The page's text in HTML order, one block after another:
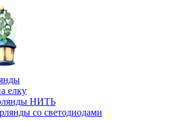
елку
НИТЬ
со светодиодами